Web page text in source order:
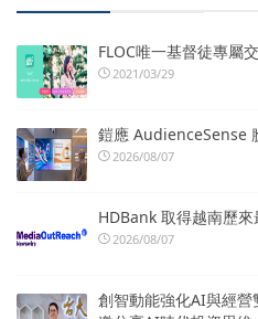
FLOC唯一基督徒專屬
2021/03/29
鎧應 AudienceSense
2026/08/07
HDBank 取得越南歷
2026/08/07
創智動能強化AI與經